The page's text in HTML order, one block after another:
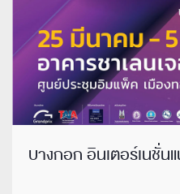
บางกอก อินเตอร์เนชั่น